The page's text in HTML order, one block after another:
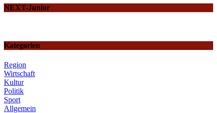
NEXT-Junior
Kategorien
Region
Wirtschaft
Kultur
Politik
Sport
Allgemein